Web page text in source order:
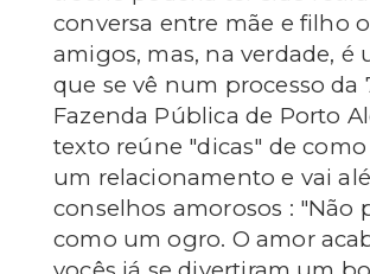
conversa entre mãe e filho
amigos, mas, na verdade, é
que se vê num processo da
Fazenda Pública de Porto
texto reúne "dicas" de
um relacionamento e vai
conselhos amorosos : "Não
como um ogro. O amor